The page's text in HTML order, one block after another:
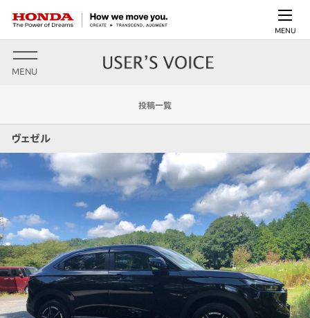
MENU
MENU
投稿一覧
ヴェゼル